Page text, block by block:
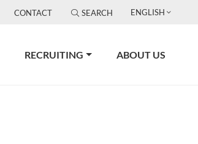
CONTACT SEARCH ENGLISH
RECRUITING ABOUT US